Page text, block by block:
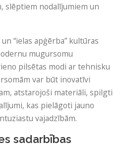
slēptiem nodalījumiem un
“ielas apģērba” kultūras
mugursomu
pilsētas modi ar tehnisku
var būt inovatīvi
atstarojoši materiāli, spilgti
kas pielāgoti jauno
vajadzībām.
sadarbības